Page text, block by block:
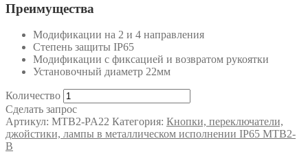
Преимущества
Модификации на 2 и 4 направления
Степень защиты IP65
Модификации с фиксацией и возвратом рукоятки
Установочный диаметр 22мм
Количество
Сделать запрос
Артикул: MTB2-PA22 Категория: Кнопки, переключатели,
джойстики, лампы в металлическом исполнении IP65 MTB2-
B